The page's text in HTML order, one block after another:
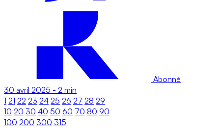
Abonné
30 avril 2025 - 2 min
1 21 22 23 24 25 26 27 28 29
10 20 30 40 50 60 70 80 90
100 200 300 315